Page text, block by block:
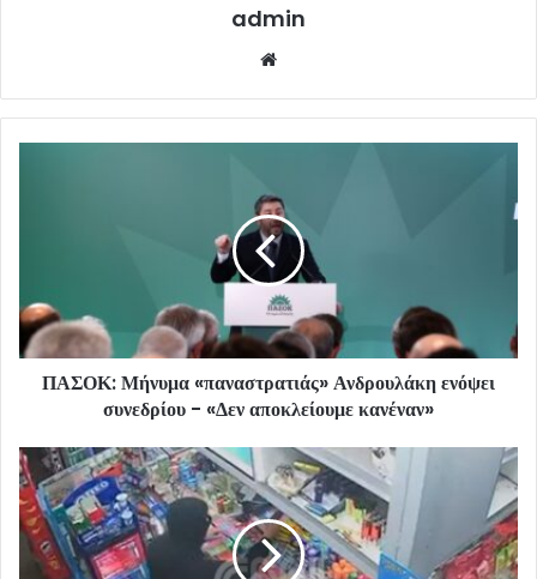
admin
ΠΑΣΟΚ: Μήνυμα «παναστρατιάς» Ανδρουλάκη ενόψει
συνεδρίου - «Δεν αποκλείουμε κανέναν»